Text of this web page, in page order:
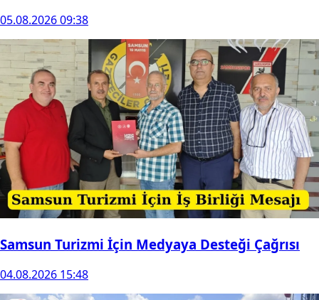
05.08.2026 09:38
Samsun Turizmi İçin Medyaya Desteği Çağrısı
04.08.2026 15:48